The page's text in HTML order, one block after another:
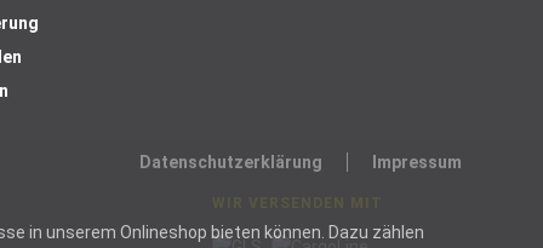
Datenschutzerklärung
Impressum
in unserem Onlineshop bieten können. Dazu zählen